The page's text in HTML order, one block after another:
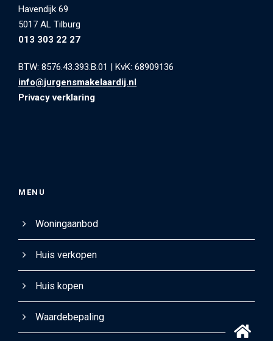
Havendijk 69
5017 AL Tilburg
013 303 22 27
BTW: 8576.43.393.B.01 | KvK: 68909136
info@jurgensmakelaardij.nl
Privacy verklaring
MENU
Woningaanbod
Huis verkopen
Huis kopen
Waardebepaling